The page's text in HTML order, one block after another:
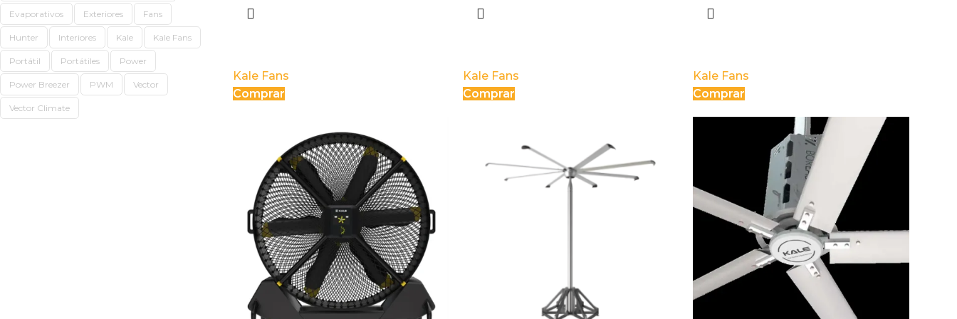
Evaporativos Exteriores Fans
Hunter Interiores Kale Kale Fans
Portátil Portátiles Power
Power Breezer PWM Vector
Vector Climate
Kale Fans
Comprar
Kale Fans
Comprar
Kale Fans
Comprar